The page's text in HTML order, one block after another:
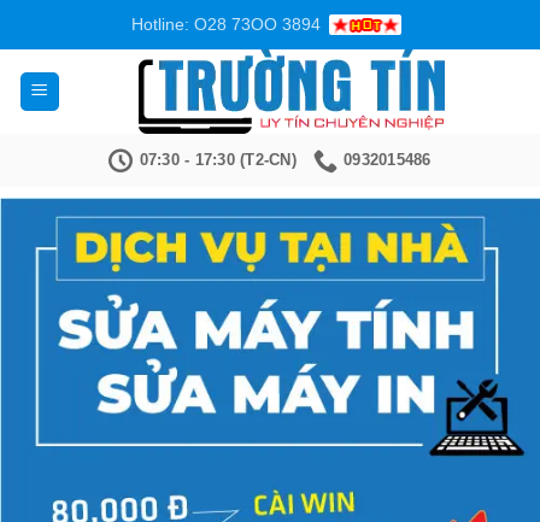
nội
dung
Hotline: O28 73OO 3894
07:30 - 17:30 (T2-CN) 0932015486